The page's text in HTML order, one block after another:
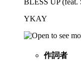
YKAY
作詞者